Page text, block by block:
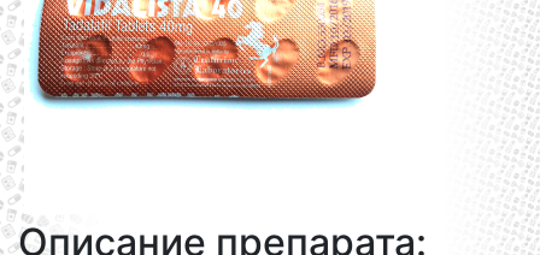
Описание препарата: